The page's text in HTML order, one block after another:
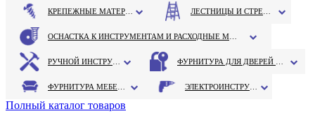
Полный каталог товаров